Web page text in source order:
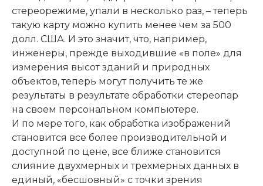
стереорежиме, упали в несколько раз, – теперь
такую карту можно купить менее чем за 500
долл. США. И это значит, что, например,
инженеры, прежде выходившие «в поле» для
измерения высот зданий и природных
объектов, теперь могут получить те же
результаты в результате обработки стереопар
на своем персональном компьютере.
И по мере того, как обработка изображений
становится все более производительной и
доступной по цене, все ближе становится
слияние двухмерных и трехмерных данных в
единый, «бесшовный» с точки зрения